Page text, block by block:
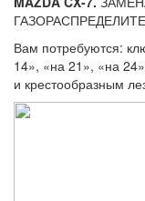
Вам потребуются:
14», «на 21», «на
и крестообразным